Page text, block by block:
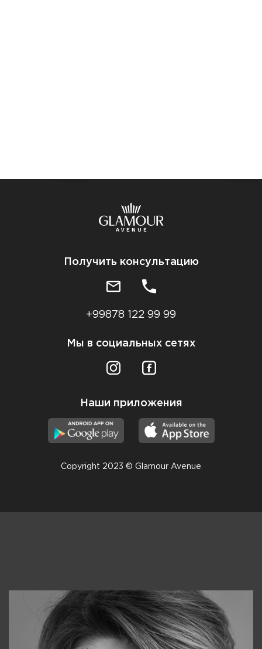
Получить консультацию
+99878 122 99 99
Мы в социальных сетях
Наши приложения
Copyright 2023 © Glamour Avenue